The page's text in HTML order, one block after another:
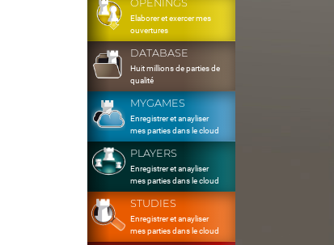
OPENINGS
Elaborer et exercer mes
ouvertures
DATABASE
Huit millions de parties de
qualité
MYGAMES
Enregistrer et anayliser
mes parties dans le cloud
PLAYERS
Enregistrer et anayliser
mes parties dans le cloud
STUDIES
Enregistrer et anayliser
mes parties dans le cloud